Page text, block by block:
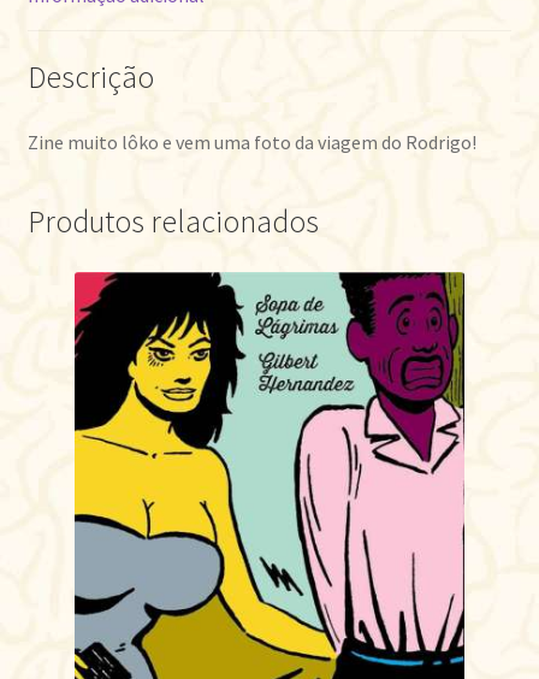
Descrição
Zine muito lôko e vem uma foto da viagem do Rodrigo!
Produtos relacionados